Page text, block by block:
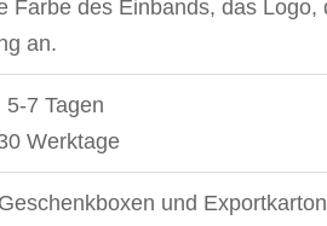
Farbe des Einbands, das
an.
7 Tagen
Werktage
und